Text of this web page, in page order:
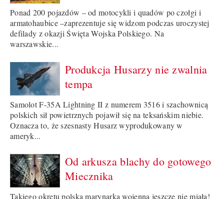
Ponad 200 pojazdów – od motocykli i quadów po czołgi i
armatohaubice –zaprezentuje się widzom podczas uroczystej
defilady z okazji Święta Wojska Polskiego. Na
warszawskie...
Produkcja Husarzy nie zwalnia
tempa
Samolot F-35A Lightning II z numerem 3516 i szachownicą
polskich sił powietrznych pojawił się na teksańskim niebie.
Oznacza to, że szesnasty Husarz wyprodukowany w
ameryk...
Od arkusza blachy do gotowego
Miecznika
Takiego okrętu polska marynarka wojenna jeszcze nie miała!